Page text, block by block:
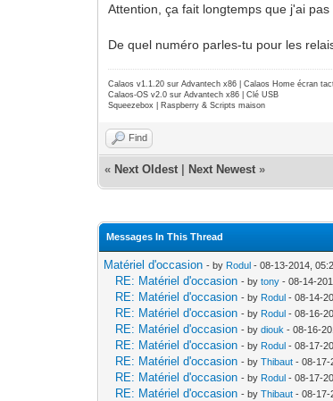
Attention, ça fait longtemps que j'ai
De quel numéro parles-tu pour les
Calaos v1.1.20 sur Advantech x86 | Calaos Home écran
Calaos-OS v2.0 sur Advantech x86 | Clé USB
Squeezebox | Raspberry & Scripts maison
Find
« Next Oldest Next Newest »
Messages In This Thread
Matériel d'occasion - by Rodul - 08-13-2014,
RE: Matériel d'occasion - bytony - 08-14-
RE: Matériel d'occasion - by Rodul - 08-14-
RE: Matériel d'occasion - by Rodul - 08-16-
RE: Matériel d'occasion - bydiouk - 08-16-
RE: Matériel d'occasion - by Rodul - 08-17-
RE: Matériel d'occasion - byThibaut - 08-17-
RE: Matériel d'occasion - by Rodul - 08-17-
RE: Matériel d'occasion - byThibaut - 08-17-